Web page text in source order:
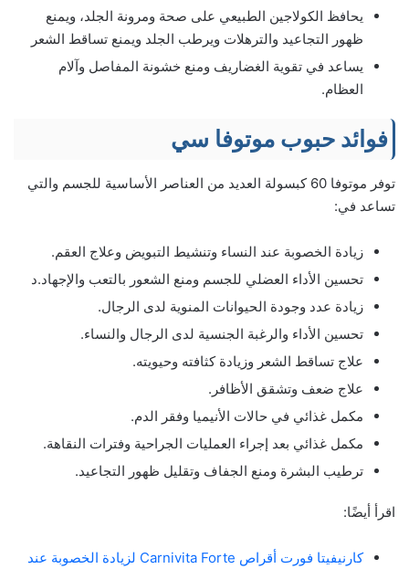
يحافظ الكولاجين الطبيعي على صحة ومرونة الجلد، ويمنع
ظهور التجاعيد والترهلات ويرطب الجلد ويمنع تساقط الشعر
يساعد في تقوية الغضاريف ومنع خشونة المفاصل وآلام
العظام.
فوائد حبوب موتوفا سي
توفر موتوفا 60 كبسولة العديد من العناصر الأساسية للجسم والتي
تساعد في:
زيادة الخصوبة عند النساء وتنشيط التبويض وعلاج العقم.
تحسين الأداء العضلي للجسم ومنع الشعور بالتعب والإجهاد.د
زيادة عدد وجودة الحيوانات المنوية لدى الرجال.
تحسين الأداء والرغبة الجنسية لدى الرجال والنساء.
علاج تساقط الشعر وزيادة كثافته وحيويته.
علاج ضعف وتشقق الأظافر.
مكمل غذائي في حالات الأنيميا وفقر الدم.
مكمل غذائي بعد إجراء العمليات الجراحية وفترات النقاهة.
ترطيب البشرة ومنع الجفاف وتقليل ظهور التجاعيد.
اقرأ أيضًا:
كارنيفيتا فورت أقراص Carnivita Forte لزيادة الخصوبة عند